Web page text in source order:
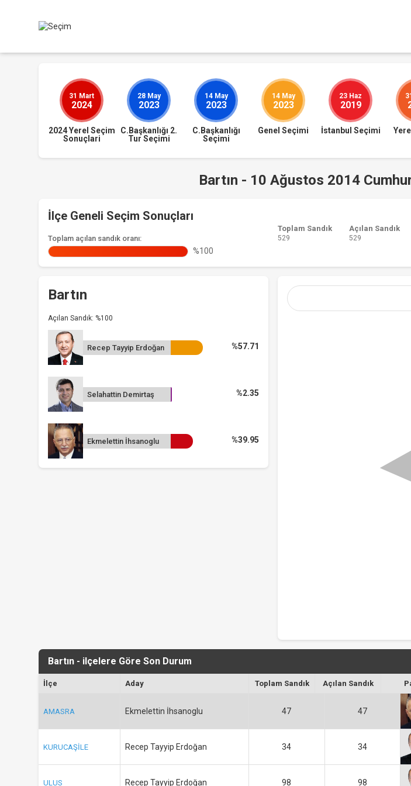
31 Mart
2024
2024 Yerel Seçim
Sonuçlari
28 May
2023
C.Başkanlığı 2.
Tur Seçimi
14 May
2023
C.Başkanlığı
Seçimi
14 May
2023
Genel Seçimi
23 Haz
2019
İstanbul Seçimi
Bartın - 10 Ağustos 2014
İlçe Geneli Seçim Sonuçları
Toplam açılan sandık oranı:
%100
Toplam Sandık
529
Açılan Sandık
529
Bartın
Açılan Sandık: %100
Recep Tayyip Erdoğan %57.71
Selahattin Demirtaş %2.35
Ekmelettin İhsanoglu %39.95
Bartın - ilçelere Göre Son Durum
İlçe Aday Toplam Sandık Açılan Sandık
AMASRA Ekmelettin İhsanoglu 47 47
KURUCAŞİLE Recep Tayyip Erdoğan 34 34
ULUS Recep Tayyip Erdoğan 98 98